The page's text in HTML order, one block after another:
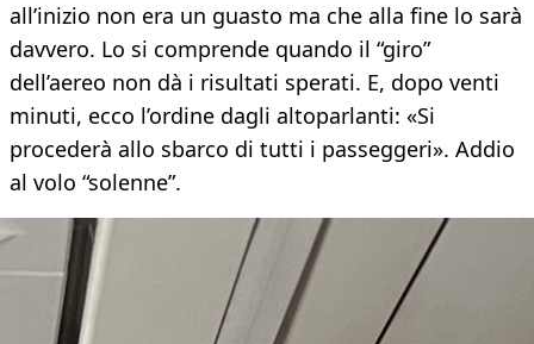
all’inizio non era un guasto ma che alla fine lo sarà
davvero. Lo si comprende quando il “giro”
dell’aereo non dà i risultati sperati. E, dopo venti
minuti, ecco l’ordine dagli altoparlanti: «Si
procederà allo sbarco di tutti i passeggeri». Addio
al volo “solenne”.